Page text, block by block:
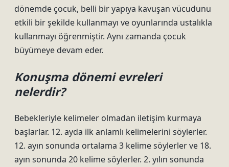
dönemde çocuk, belli bir yapıya kavuşan vücudunu
etkili bir şekilde kullanmayı ve oyunlarında ustalıkla
kullanmayı öğrenmiştir. Aynı zamanda çocuk
büyümeye devam eder.
Konuşma dönemi evreleri
nelerdir?
Bebekleriyle kelimeler olmadan iletişim kurmaya
başlarlar. 12. ayda ilk anlamlı kelimelerini söylerler.
12. ayın sonunda ortalama 3 kelime söylerler ve 18.
ayın sonunda 20 kelime söylerler. 2. yılın sonunda